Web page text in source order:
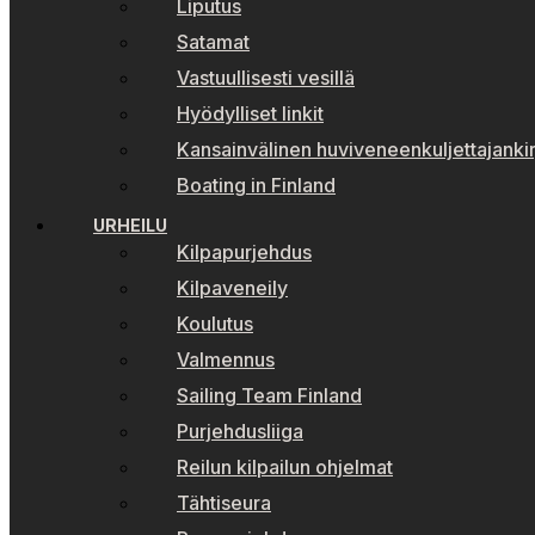
Liputus
Satamat
Vastuullisesti vesillä
Hyödylliset linkit
Kansainvälinen
Boating in Finland
URHEILU
Kilpapurjehdus
Kilpaveneily
Koulutus
Valmennus
Sailing Team Finland
Purjehdusliiga
Reilun kilpailun ohjelmat
Tähtiseura